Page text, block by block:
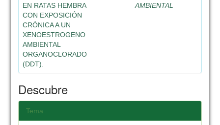
EN RATAS HEMBRA
CON EXPOSICIÓN
CRÓNICA A UN
XENOESTROGENO
AMBIENTAL
ORGANOCLORADO
(DDT).
AMBIENTAL
Descubre
Tema